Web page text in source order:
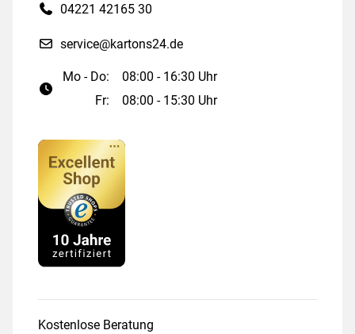
04221 42165 30
service@kartons24.de
Mo - Do:
08:00 - 16:30 Uhr
Fr:
08:00 - 15:30 Uhr
Kostenlose Beratung